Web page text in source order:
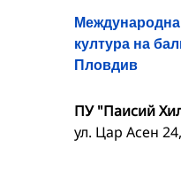
култура на
Пловдив
ПУ "Паисий
ул. Цар Асен